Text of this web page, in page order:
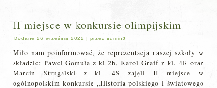
II miejsce w konkursie olimpijskim
Dodane 26 września 2022 |przez admin3
Miło nam poinformować, że reprezentacja naszej szkoły w
składzie: Paweł Gomuła z kl 2b, Karol Graff z kl. 4R oraz
Marcin Strugalski z kl. 4S zajęli II miejsce w
ogólnopolskim konkursie „Historia polskiego i światowego